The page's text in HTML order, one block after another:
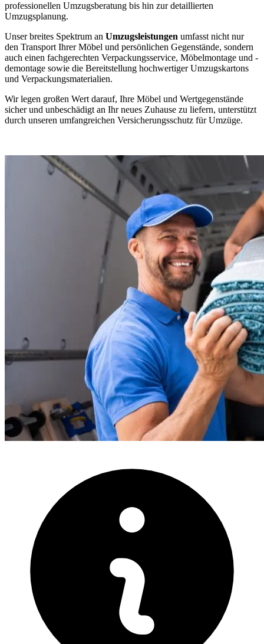
professionellen Umzugsberatung bis hin zur detaillierten
Umzugsplanung.
Unser breites Spektrum an Umzugsleistungen umfasst nicht nur
den Transport Ihrer Möbel und persönlichen Gegenstände, sondern
auch einen fachgerechten Verpackungsservice, Möbelmontage und -
demontage sowie die Bereitstellung hochwertiger Umzugskartons
und Verpackungsmaterialien.
Wir legen großen Wert darauf, Ihre Möbel und Wertgegenstände
sicher und unbeschädigt an Ihr neues Zuhause zu liefern, unterstützt
durch unseren umfangreichen Versicherungsschutz für Umzüge.